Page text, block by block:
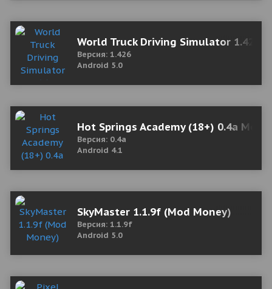
World Truck Driving Simulator 1.426
Версия: 1.426
Android 5.0
Hot Springs Academy (18+) 0.4a Мод
Версия: 0.4a
Android 4.1
SkyMaster 1.1.9f (Mod Money)
Версия: 1.1.9f
Android 5.0